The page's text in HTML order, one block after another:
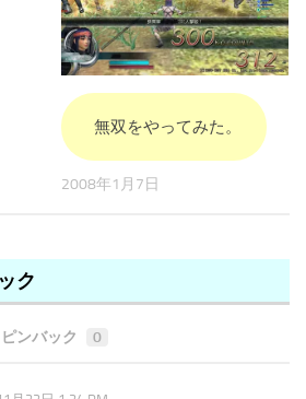
無双をやってみた。
2008年1月7日
ク
ピンバック 0